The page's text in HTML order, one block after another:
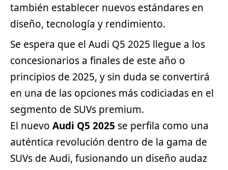
también establecer nuevos estándares en
diseño, tecnología y rendimiento.
Se espera que el Audi Q5 2025 llegue a los
concesionarios a finales de este año o
principios de 2025, y sin duda se convertirá
en una de las opciones más codiciadas en el
segmento de SUVs premium.
El nuevo Audi Q5 2025 se perfila como una
auténtica revolución dentro de la gama de
SUVs de Audi, fusionando un diseño audaz